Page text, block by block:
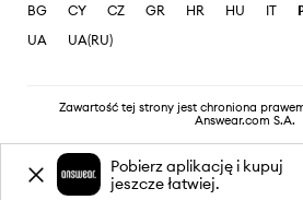
BG CY CZ GR HR HU IT
UA
UA(RU)
Zawartość tej strony jest chroniona
Answear.com S.A.
Pobierz aplikację i kupuj
jeszcze łatwiej.